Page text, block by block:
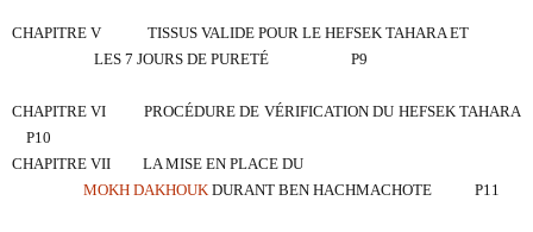
CHAPITRE V
TISSUS VALIDE POUR LE HEFSEK TAHARA ET
LES 7 JOURS DE PURETÉ
P9
CHAPITRE VI
PROCÉDURE DE VÉRIFICATION DU HEFSEK TAHARA
P10
CHAPITRE VII
LA MISE EN PLACE DU
MOKH DAKHOUK DURANT BEN HACHMACHOTE P11